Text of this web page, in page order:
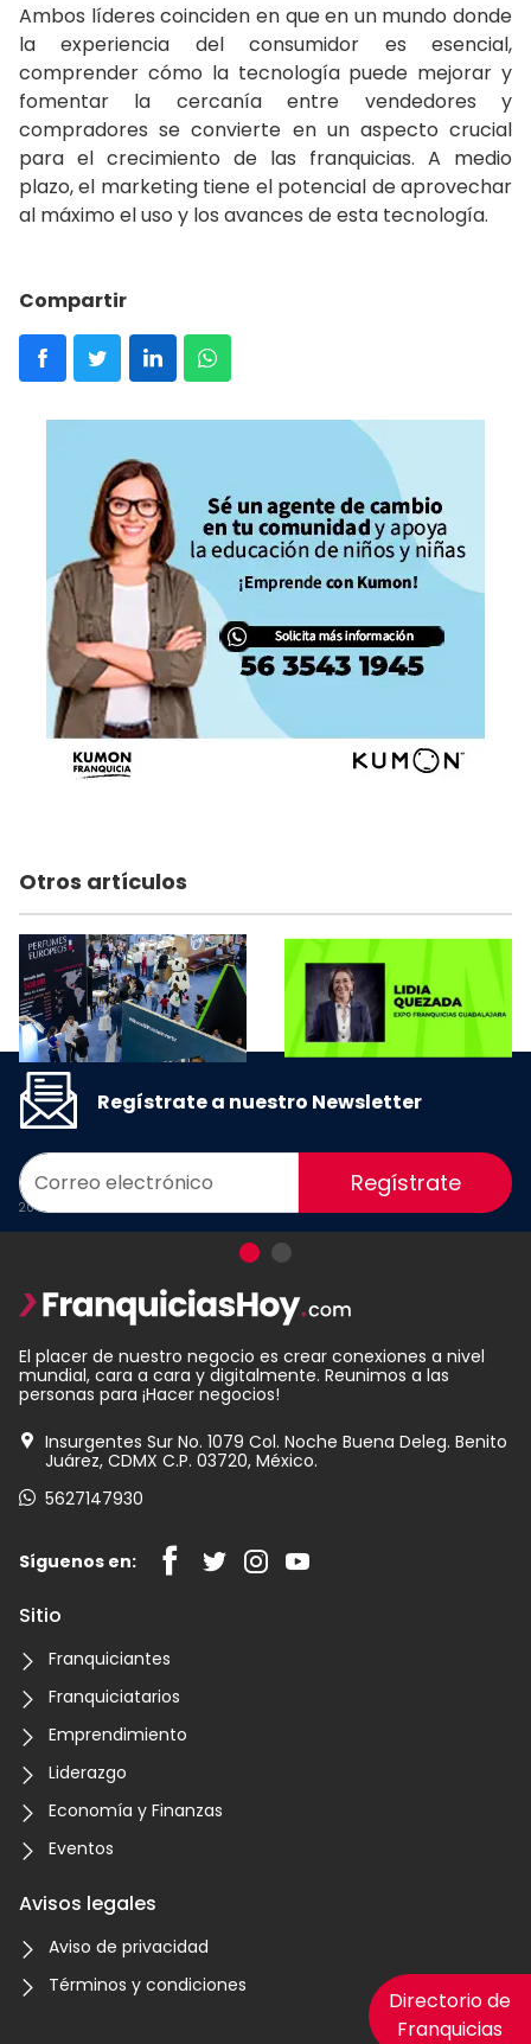
Ambos líderes coinciden en que en un mundo donde
la experiencia del consumidor es esencial,
comprender cómo la tecnología puede mejorar y
fomentar la cercanía entre vendedores y
compradores se convierte en un aspecto crucial
para el crecimiento de las franquicias. A medio
plazo, el marketing tiene el potencial de aprovechar
al máximo el uso y los avances de esta tecnología.
Compartir
Otros artículos
Expo Franquicias
Guadalajara 2026
reunirá a
inversionistas y
marcas de Michoacán
20 Julio 2026
Empresarios
michoacanos buscan
franquicias a través
de la #EFG2026
Directorio de
Franquicias
Regístrate a nuestro Newsletter
Regístrate
El placer de nuestro negocio es crear conexiones a nivel
mundial, cara a cara y digitalmente. Reunimos a las
personas para ¡Hacer negocios!
Insurgentes Sur No. 1079 Col. Noche Buena Deleg. Benito
Juárez, CDMX C.P. 03720, México.
5627147930
Síguenos en:
Sitio
Franquiciantes
Franquiciatarios
Emprendimiento
Liderazgo
Economía y Finanzas
Eventos
Avisos legales
Aviso de privacidad
Términos y condiciones